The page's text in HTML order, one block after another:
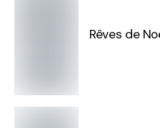
Rêves de